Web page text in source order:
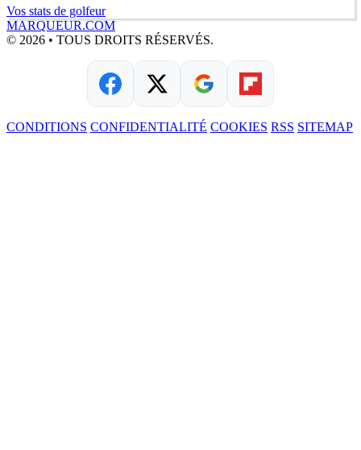
Vos stats de golfeur
MARQUEUR.COM
© 2026 • TOUS DROITS RÉSERVÉS.
CONDITIONS CONFIDENTIALITÉ COOKIES RSS SITEMAP